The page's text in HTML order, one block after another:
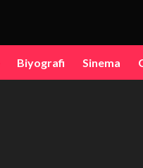
Biyografi Sinema